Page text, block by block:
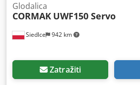
Siedlce 942 km
Glodalica
CORMAK UWF150 Servo
Zatražiti